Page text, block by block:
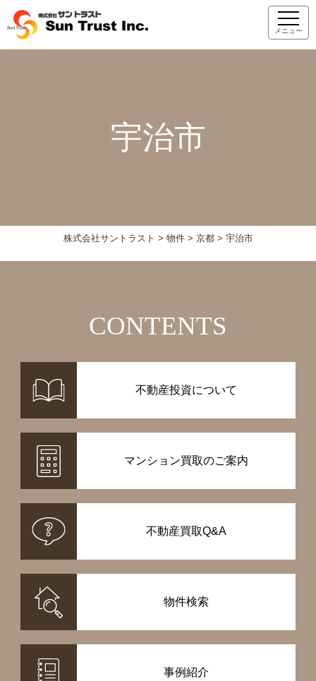
メニュー
宇治市
株式会社サントラスト > 物件> 京都> 宇治市
CONTENTS
不動産投資について
マンション買取のご案内
不動産買取Q&A
物件検索
事例紹介